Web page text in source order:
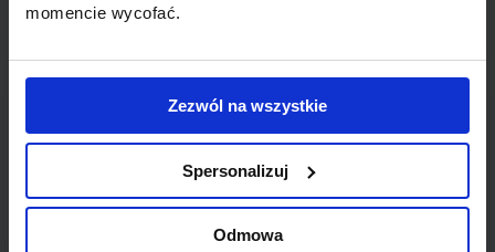
momencie wycofać.
Zezwól na wszystkie
Spersonalizuj
Odmowa
LINIA LOTNICZA
Norwegian
połączenie.